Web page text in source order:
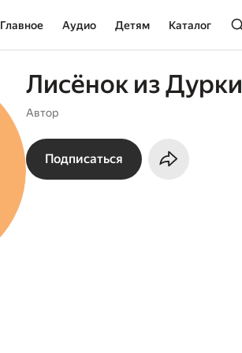
Главное Аудио Детям Каталог
Лисёнок из Дурки
Автор
Подписаться